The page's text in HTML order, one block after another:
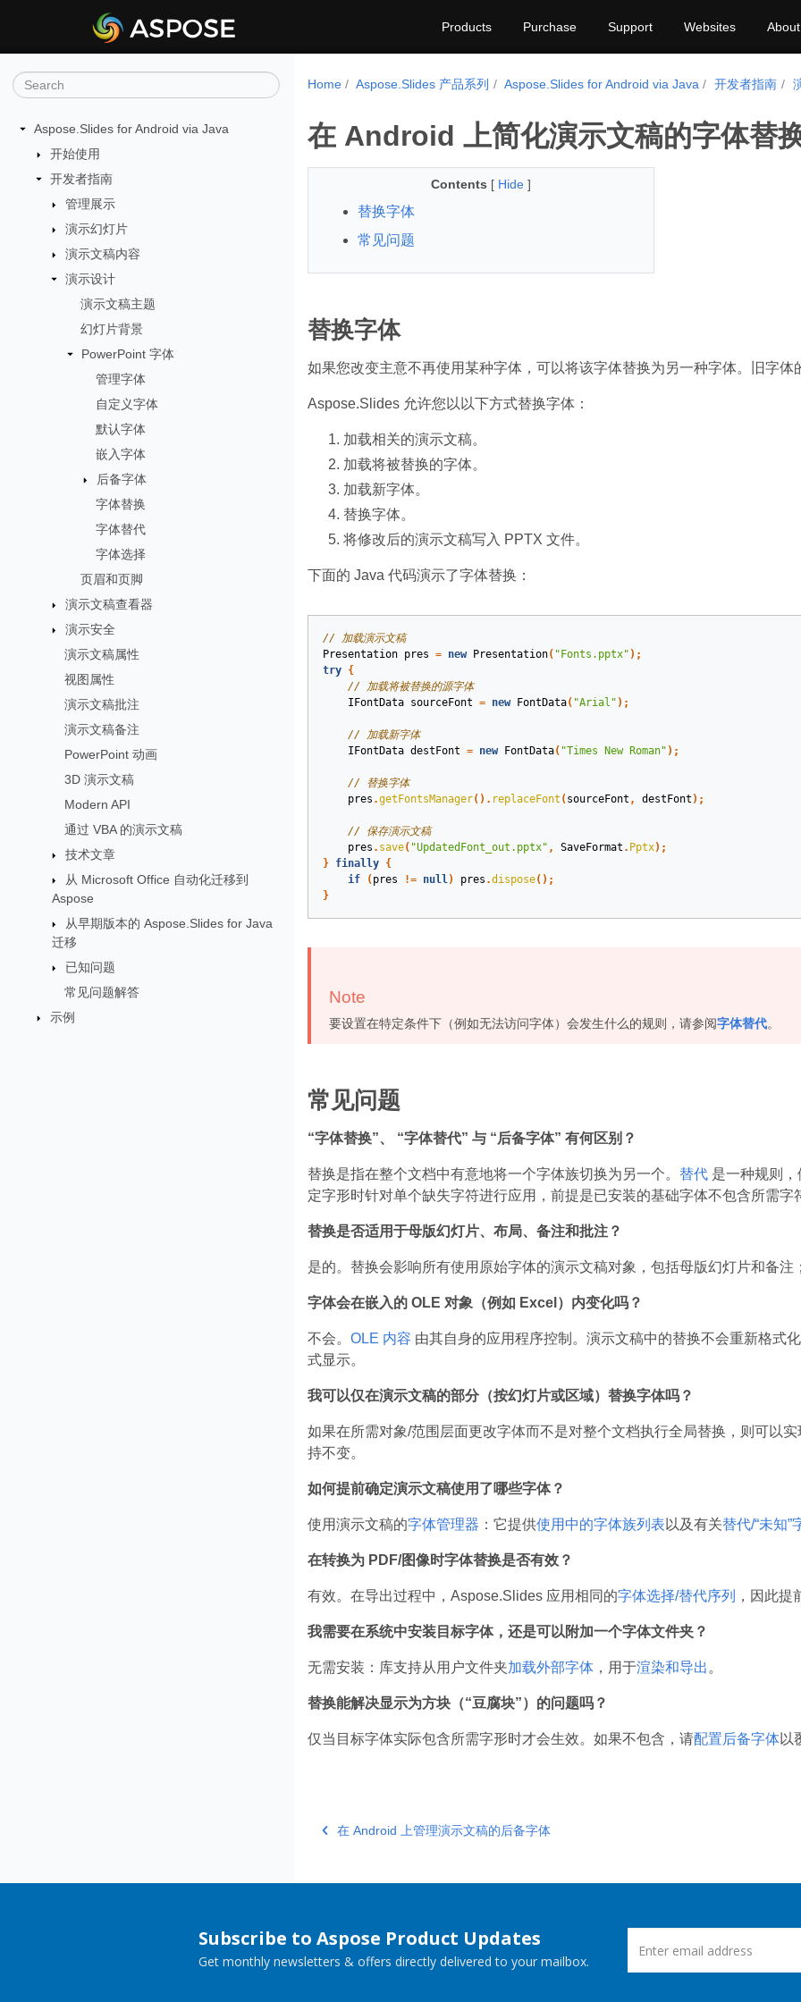
Products Purchase Support Websites About
Aspose.Slides for Android via Java
开始使用
开发者指南
管理展示
演示幻灯片
演示文稿内容
演示设计
演示文稿主题
幻灯片背景
PowerPoint 字体
管理字体
自定义字体
默认字体
嵌入字体
后备字体
字体替换
字体替代
字体选择
页眉和页脚
演示文稿查看器
演示安全
演示文稿属性
视图属性
演示文稿批注
演示文稿备注
PowerPoint 动画
3D 演示文稿
Modern API
通过 VBA 的演示文稿
技术文章
从 Microsoft Office 自动化迁移到
Aspose
从早期版本的 Aspose.Slides for Java
迁移
已知问题
常见问题解答
示例
Home Aspose.Slides 产品系列 Aspose.Slides for Android via Java 开发者指南
在 Android 上简化演示文稿的字体替
Contents [ Hide ]
替换字体
常见问题
替换字体
如果您改变主意不再使用某种字体，可以将该字体替换为另一种字体。旧字体
Aspose.Slides 允许您以以下方式替换字体：
加载相关的演示文稿。
加载将被替换的字体。
加载新字体。
替换字体。
将修改后的演示文稿写入 PPTX 文件。
下面的 Java 代码演示了字体替换：
// 加载演示文稿
Presentation
pres = new Presentation( "Fonts.pptx" );
try
{
// 加载将被替换的源字体
IFontData
sourceFont = new FontData( "Arial" );
// 加载新字体
IFontData destFont = new FontData( "Times New Roman" );
// 替换字体
pres .getFontsManager(). replaceFont ( sourceFont , destFont );
// 保存演示文稿
pres . save( "UpdatedFont_out.pptx" , SaveFormat . Pptx);
}
finally
{
if
( pres != null) pres .dispose();
}
Note
要设置在特定条件下（例如无法访问字体）会发生什么的规则，请参阅字体替代。
常见问题
“字体替换”、 “字体替代” 与 “后备字体” 有何区别？
替换是指在整个文档中有意地将一个字体族切换为另一个。 替代是一种规则，
定字形时针对单个缺失字符进行应用，前提是已安装的基础字体不包含所需字
替换是否适用于母版幻灯片、布局、备注和批注？
是的。替换会影响所有使用原始字体的演示文稿对象，包括母版幻灯片和备
字体会在嵌入的 OLE 对象（例如 Excel）内变化吗？
不会。 OLE 内容 由其自身的应用程序控制。演示文稿中的替换不会重新格式
式显示。
我可以仅在演示文稿的部分（按幻灯片或区域）替换字体吗？
如果在所需对象/范围层面更改字体而不是对整个文档执行全局替换，则可以
持不变。
如何提前确定演示文稿使用了哪些字体？
使用演示文稿的字体管理器 ：它提供使用中的字体族列表 以及有关替代/“未知”
在转换为 PDF/图像时字体替换是否有效？
有效。在导出过程中，Aspose.Slides 应用相同的字体选择/替代序列 ，因此
我需要在系统中安装目标字体，还是可以附加一个字体文件夹？
无需安装：库支持从用户文件夹加载外部字体，用于渲染和导出 。
替换能解决显示为方块（“豆腐块”）的问题吗？
仅当目标字体实际包含所需字形时才会生效。如果不包含，请配置后备字体以
在 Android 上管理演示文稿的后备字体
Subscribe to Aspose Product Updates
Get monthly newsletters & offers directly delivered to your mailbox.